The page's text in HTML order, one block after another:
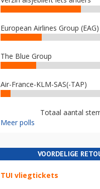
European Airlines Group (EAG)
The Blue Group
Air-France-KLM-SAS(-TAP)
Totaal aantal
Meer polls
VOORDELIGE
TUI vliegtickets